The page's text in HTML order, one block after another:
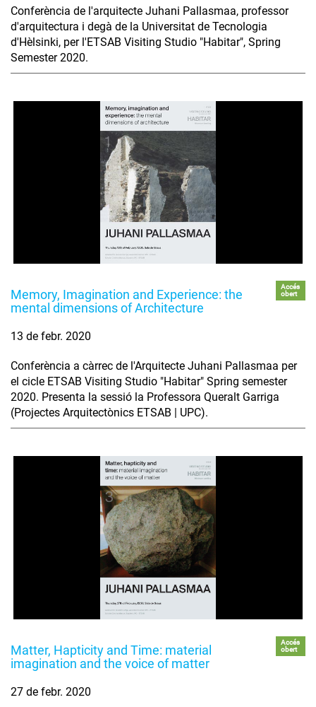
Conferència de l'arquitecte Juhani Pallasmaa, professor
d'arquitectura i degà de la Universitat de Tecnologia
d'Hèlsinki, per l'ETSAB Visiting Studio "Habitar", Spring
Semester 2020.
Memory, Imagination and Experience: the
mental dimensions of Architecture
Accés
obert
13 de febr. 2020
Conferència a càrrec de l'Arquitecte Juhani Pallasmaa per
el cicle ETSAB Visiting Studio "Habitar" Spring semester
2020. Presenta la sessió la Professora Queralt Garriga
(Projectes Arquitectònics ETSAB | UPC).
Matter, Hapticity and Time: material
imagination and the voice of matter
Accés
obert
27 de febr. 2020